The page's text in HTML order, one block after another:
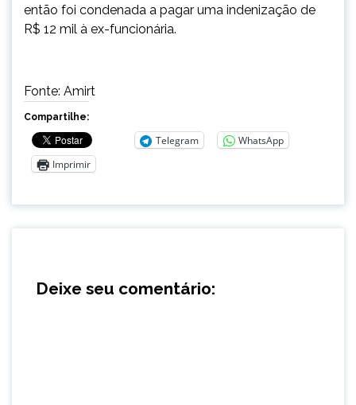
então foi condenada a pagar uma indenização de
R$ 12 mil à ex-funcionária.
Fonte: Amirt
Compartilhe:
Telegram
WhatsApp
Imprimir
Deixe seu comentário: